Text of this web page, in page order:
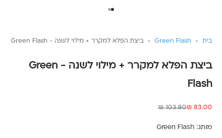
בית ›
Green Flash
› ביצת הפלא למקרר + מילוי לשנה - Green Flash
ביצת הפלא למקרר + מילוי לשנה - Green
Flash
מחיר מבצע
83.00 ₪ מחיר רגיל
103.80 ₪
מותג: Green Flash